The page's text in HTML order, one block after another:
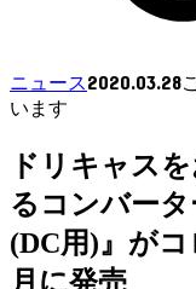
ニュース2020.03.28
います
ドリキャス
るコンバー
(DC用)』が
月に発売